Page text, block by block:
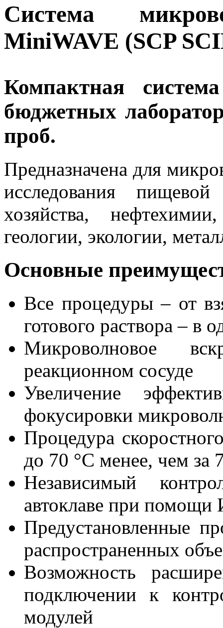
Система
MiniWAVE (SCP
Компактная
бюджетных
проб.
Предназначена для
исследования
хозяйства,
геологии, экологии,
Основные
Все процедуры – от
готового раствора – в
Микроволновое
реакционном сосуде
Увеличение
фокусировки
Процедура
до 70 °С менее, чем за
Независимый
автоклаве при помощи
Предустановленные
распространенных
Возможность
подключении к
модулей